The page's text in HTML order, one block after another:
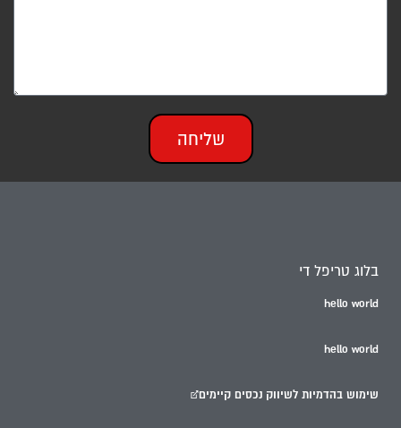
שליחה
בלוג טריפל די
hello world
hello world
שימוש בהדמיות לשיווק נכסים קיימים￼